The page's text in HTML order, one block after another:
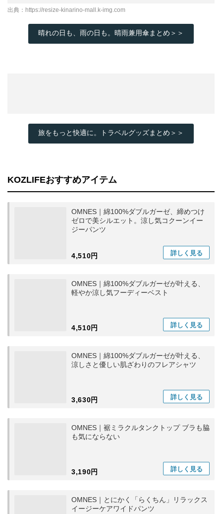
出典： https://resize-kinarino-mall.k-img.com
晴れの日も、雨の日も。晴雨兼用傘まとめ＞＞
旅をもっと快適に。トラベルグッズまとめ＞＞
KOZLIFEおすすめアイテム
OMNES｜綿100%ダブルガーゼ、締めつけ
ゼロで美シルエット。涼し気コクーンイー
ジーパンツ
4,510円 詳しく 見る
OMNES｜綿100%ダブルガーゼが叶える、
軽やか涼し気フーディーベスト
4,510円 詳しく 見る
OMNES｜綿100%ダブルガーゼが叶える、
涼しさと優しい肌ざわりのフレアシャツ
3,630円 詳しく 見る
OMNES｜裾ミラクルタンクトップ ブラも脇
も気にならない
3,190円 詳しく 見る
OMNES｜とにかく「らくちん」リラックス
イージーケアワイドパンツ